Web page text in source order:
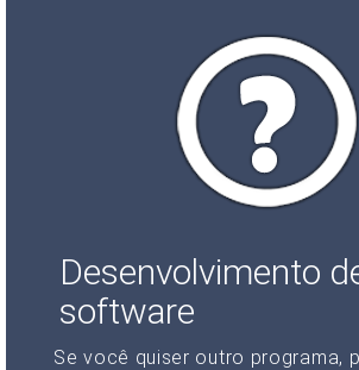
Desenvolvimento
software
Se você quiser outro programa,